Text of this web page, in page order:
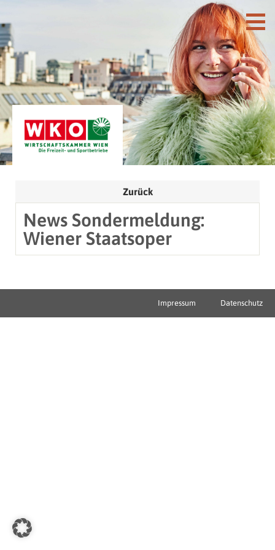
Zurück
News Sondermeldung:
Wiener Staatsoper
Impressum Datenschutz